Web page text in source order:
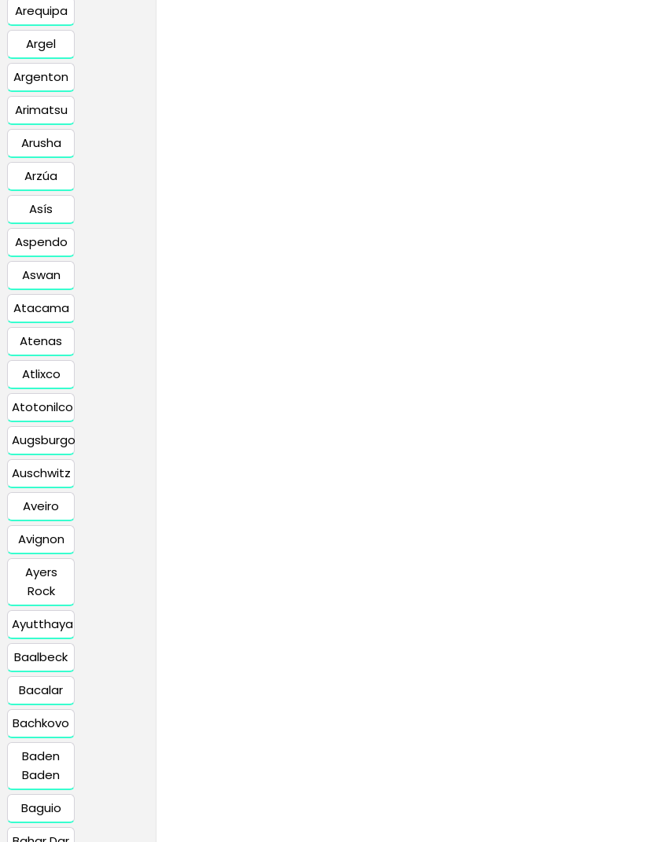
Arequipa
Argel
Argenton
Arimatsu
Arusha
Arzúa
Asís
Aspendo
Aswan
Atacama
Atenas
Atlixco
Atotonilco
Augsburgo
Auschwitz
Aveiro
Avignon
Ayers
Rock
Ayutthaya
Baalbeck
Bacalar
Bachkovo
Baden
Baden
Baguio